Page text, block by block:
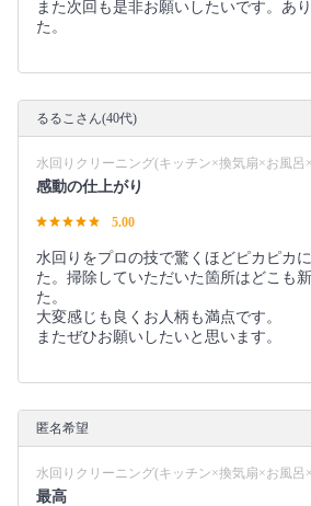
また次回も是非お願いしたいです。あ
た。
るるこさん(40代)
水回りクリーニング(キッチン×換気扇×お風呂
感動の仕上がり
5.00
水回りをプロの技で驚くほどピカピカ
た。掃除していただいた箇所はどこも
た。
大変感じも良くお人柄も満点です。
またぜひお願いしたいと思います。
匿名希望
水回りクリーニング(キッチン×換気扇×お風呂
最高